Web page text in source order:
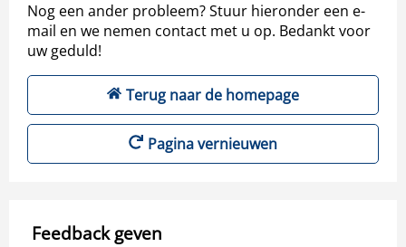
Nog een ander probleem? Stuur hieronder een e-
mail en we nemen contact met u op. Bedankt voor
uw geduld!
Terug naar de homepage
Pagina vernieuwen
Feedback geven